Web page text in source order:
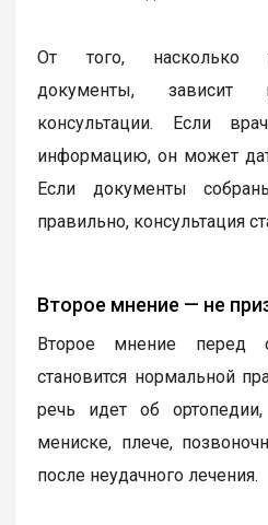
От того, насколько
документы, зависит
консультации. Если
информацию, он может
Если документы
правильно, консультация
Второе мнение — не
Второе мнение перед
становится нормальной
речь идет об
мениске, плече,
после неудачного лечения.